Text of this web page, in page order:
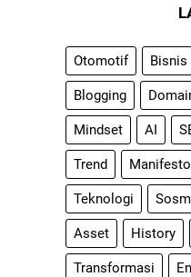
Otomotif Bisnis
Blogging
Mindset AI
Trend Manifesto
Teknologi
Asset History
Transformasi